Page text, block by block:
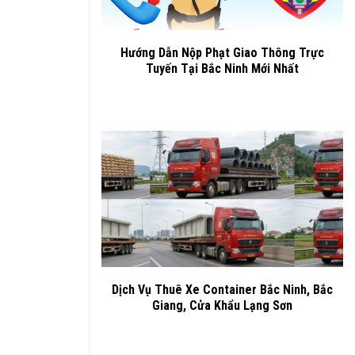
Hướng Dẫn Nộp Phạt Giao Thông Trực
Tuyến Tại Bắc Ninh Mới Nhất
Dịch Vụ Thuê Xe Container Bắc Ninh, Bắc
Giang, Cửa Khẩu Lạng Sơn